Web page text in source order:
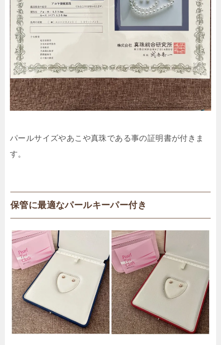
パールサイズやあこや真珠である事の証明書が付きま
す。
保管に最適なパールキーパー付き